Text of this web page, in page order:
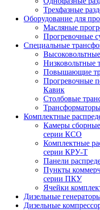
Трехфазные
Оборудование для
Масляные
Прогревочные
Специальные
Низковольтные
Повышающие
Прогревочные
Кавик
Столбовые
Комплектные
Камеры
серии КСО
Комплектные
серии КРУ-Т
Панели
Пункты
серии ПКУ
Ячейки
Дизельные
Дизельные